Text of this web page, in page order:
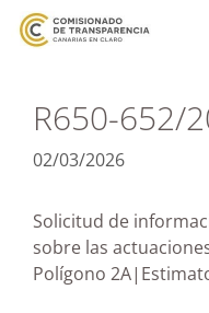
R650-652/
02/03/2026
Solicitud de
sobre las
Polígono